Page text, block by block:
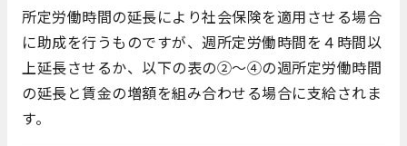
所定労働時間の延長により社会保険を適用させる場合
に助成を行うものですが、週所定労働時間を４時間以
上延長させるか、以下の表の②～④の週所定労働時間
の延長と賃金の増額を組み合わせる場合に支給されま
す。